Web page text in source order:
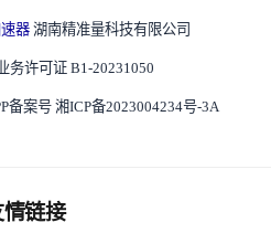
器 湖南精准量科技有限公司
务许可证 B1-20231050
备案号 湘ICP备2023004234号-3A
情链接